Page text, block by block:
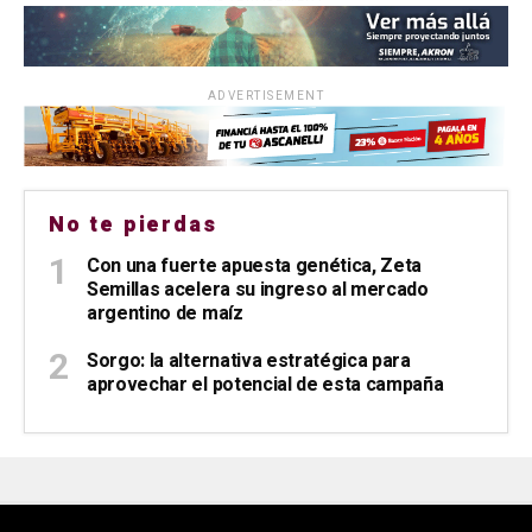
ADVERTISEMENT
No te pierdas
Con una fuerte apuesta genética, Zeta
Semillas acelera su ingreso al mercado
argentino de maíz
Sorgo: la alternativa estratégica para
aprovechar el potencial de esta campaña